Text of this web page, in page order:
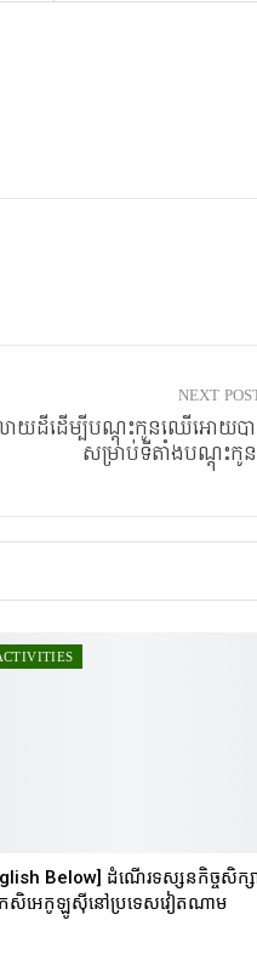
NEXT
រលាយដីដើម្បីបណ្តុះកូនឈើអោយប
សម្រាប់ទីតាំងបណ្តុះ
Below] ដំណើរទស្សនកិច្ចសិក្ស
សិអេកូឡូស៊ីនៅប្រទេសវៀតណាម